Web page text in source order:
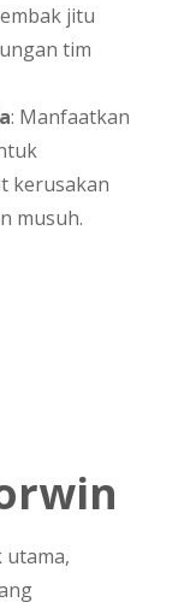
jitu
tim
: Manfaatkan
kerusakan
musuh.
utama,